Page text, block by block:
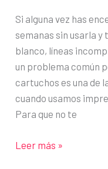
Si alguna vez has
semanas sin usarla y
blanco, líneas
un problema común
cartuchos es una de
cuando usamos
Para que no te
Cómo
Leer más »